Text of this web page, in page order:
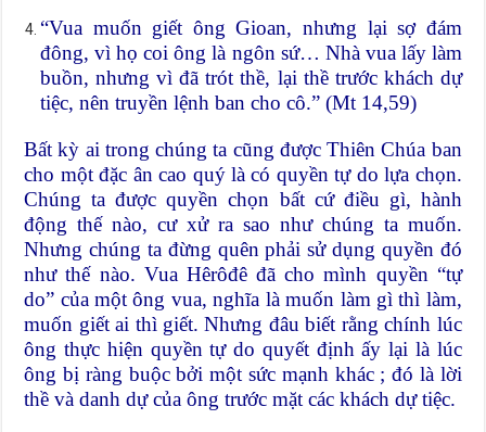
“Vua muốn giết ông Gioan, nhưng lại sợ đám
đông, vì họ coi ông là ngôn sứ… Nhà vua lấy làm
buồn, nhưng vì đã trót thề, lại thề trước khách dự
tiệc, nên truyền lệnh ban cho cô.” (Mt 14,59)
Bất kỳ ai trong chúng ta cũng được Thiên Chúa ban
cho một đặc ân cao quý là có quyền tự do lựa chọn.
Chúng ta được quyền chọn bất cứ điều gì, hành
động thế nào, cư xử ra sao như chúng ta muốn.
Nhưng chúng ta đừng quên phải sử dụng quyền đó
như thế nào. Vua Hêrôđê đã cho mình quyền “tự
do” của một ông vua, nghĩa là muốn làm gì thì làm,
muốn giết ai thì giết. Nhưng đâu biết rằng chính lúc
ông thực hiện quyền tự do quyết định ấy lại là lúc
ông bị ràng buộc bởi một sức mạnh khác ; đó là lời
thề và danh dự của ông trước mặt các khách dự tiệc.